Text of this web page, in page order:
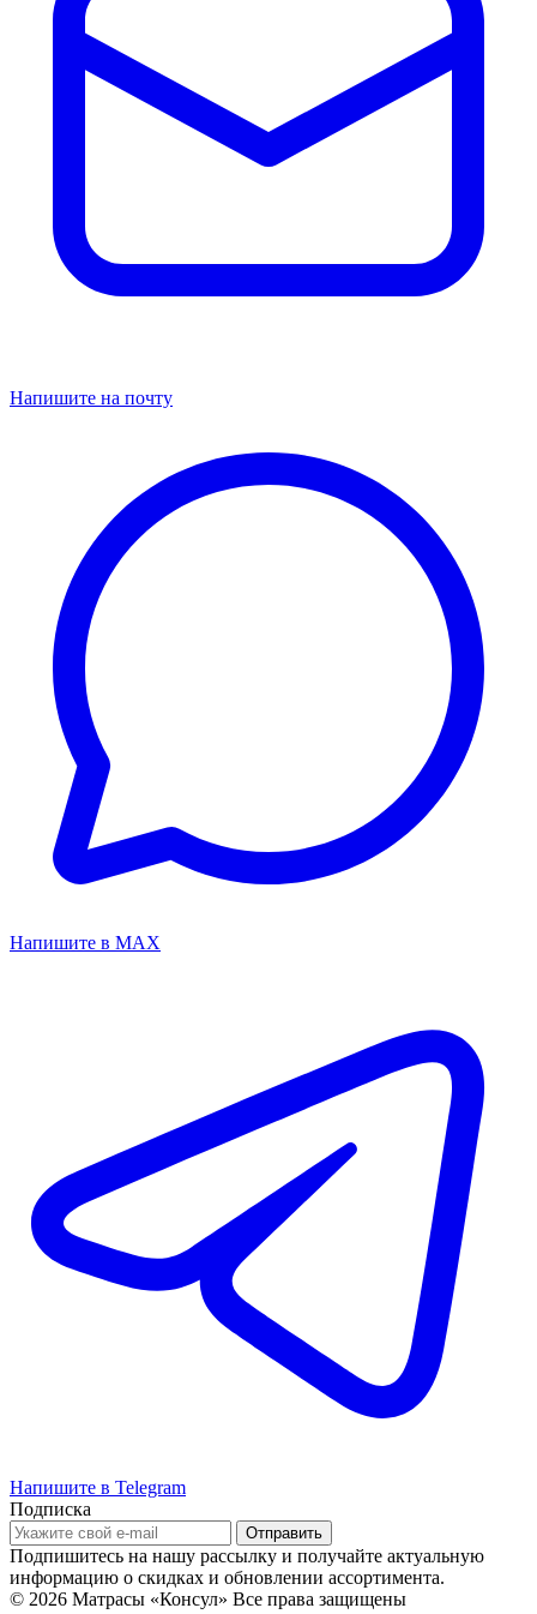
Напишите на почту
Напишите в MAX
Напишите в Telegram
Подписка
Подпишитесь на нашу рассылку и получайте актуальную
информацию о скидках и обновлении ассортимента.
© 2026 Матрасы «Консул» Все права защищены